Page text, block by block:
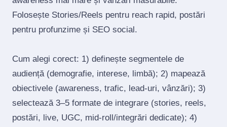
Folosește Stories/Reels pentru reach rapid, postări
pentru profunzime și SEO social.
Cum alegi corect: 1) definește segmentele de
audiență (demografie, interese, limbă); 2) mapează
obiectivele (awareness, trafic, lead‑uri, vânzări); 3)
selectează 3–5 formate de integrare (stories, reels,
postări, live, UGC, mid‑roll/integrări dedicate); 4)